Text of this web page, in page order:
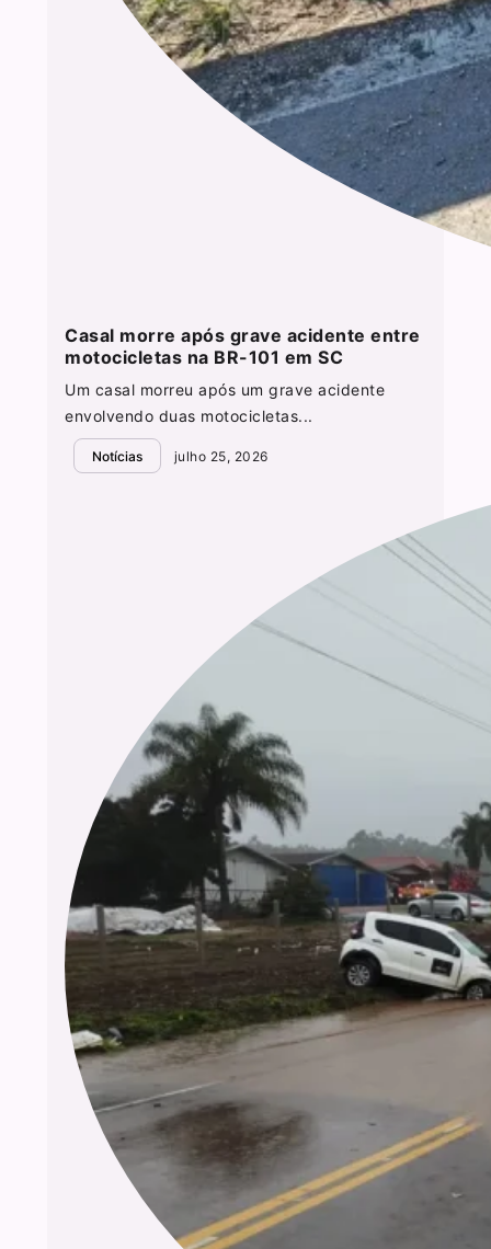
Casal morre após grave acidente entre
motocicletas na BR-101 em SC
Um casal morreu após um grave acidente
envolvendo duas motocicletas...
Notícias julho 25, 2026